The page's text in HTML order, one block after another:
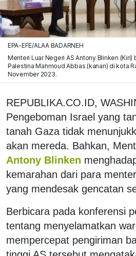
EPA-EFE/ALAA BADARNEH
Menteri Luar Negeri AS Antony Blinken
Palestina Mahmoud Abbas (kanan) di kota
November 2023.
REPUBLIKA.CO.ID,
Pengeboman Israel yang
tanah Gaza tidak
akan mereda. Bahkan,
Antony Blinken
kemarahan dari para
yang mendesak gencatan
Berbicara pada konferensi
tentang menyelamatkan
mempercepat pengiriman